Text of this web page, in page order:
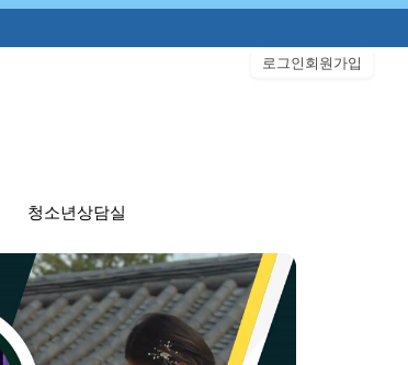
청소년상담실
로그인 회원가입